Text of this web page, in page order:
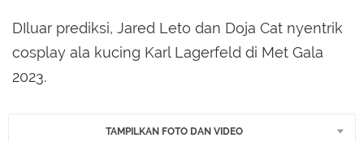
DIluar prediksi, Jared Leto dan Doja Cat nyentrik
cosplay ala kucing Karl Lagerfeld di Met Gala
2023.
TAMPILKAN FOTO DAN VIDEO